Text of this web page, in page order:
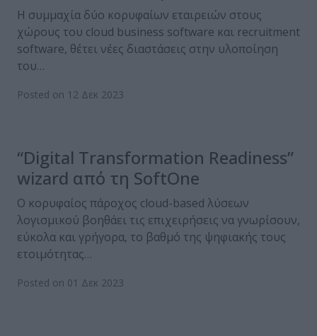
H συμμαχία δύο κορυφαίων εταιρειών στους
χώρους του cloud business software και recruitment
software, θέτει νέες διαστάσεις στην υλοποίηση
του…
Posted on 12 Δεκ 2023
“Digital Transformation Readiness”
wizard από τη SoftOne
Ο κορυφαίος πάροχος cloud-based λύσεων
λογισμικού βοηθάει τις επιχειρήσεις να γνωρίσουν,
εύκολα και γρήγορα, το βαθμό της ψηφιακής τους
ετοιμότητας…
Posted on 01 Δεκ 2023